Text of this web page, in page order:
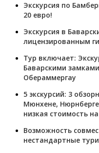
Экскурсия по
20 евро!
Экскурсия в
лицензированным
Тур включает:
Баварскими
Обераммергау
5 экскурсий: 3
Мюнхене,
низкая стоимость
Возможность
нестандартные